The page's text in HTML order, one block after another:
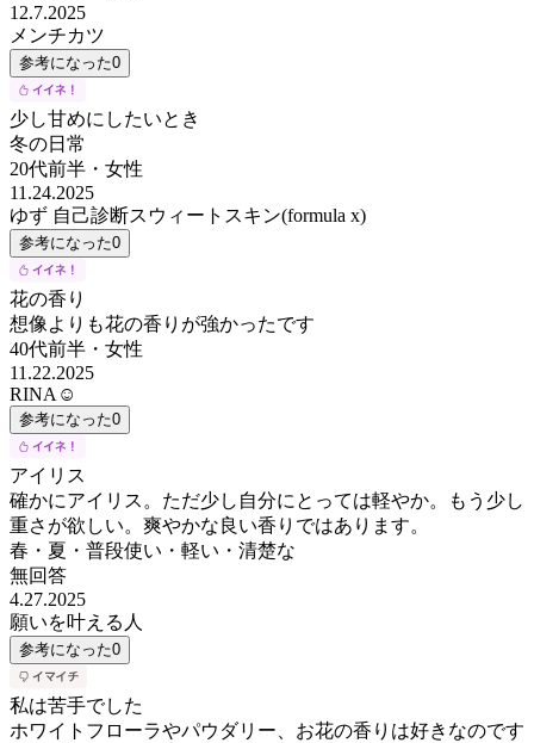
12.7.2025
メンチカツ
参考になった0
少し甘めにしたいとき
冬の日常
20代前半 ・ 女性
11.24.2025
ゆず 自己診断スウィートスキン(formula x)
参考になった0
花の香り
想像よりも花の香りが強かったです
40代前半 ・ 女性
11.22.2025
RINA☺︎
参考になった0
アイリス
確かにアイリス。ただ少し自分にとっては軽やか。もう少し
重さが欲しい。爽やかな良い香りではあります。
春・夏・普段使い・軽い・清楚な
無回答
4.27.2025
願いを叶える人
参考になった0
私は苦手でした
ホワイトフローラやパウダリー、お花の香りは好きなのです